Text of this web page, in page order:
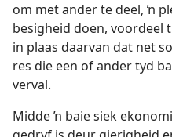
om met ander te deel, ŉ
besigheid doen, voordeel
in plaas daarvan dat net
res die een of ander tyd
verval.
Midde ŉ baie siek